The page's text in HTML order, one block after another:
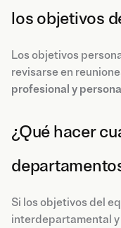
los objetivos
Los objetivos
revisarse en
profesional y
¿Qué hacer
Si los objetivos del
interdepartamental